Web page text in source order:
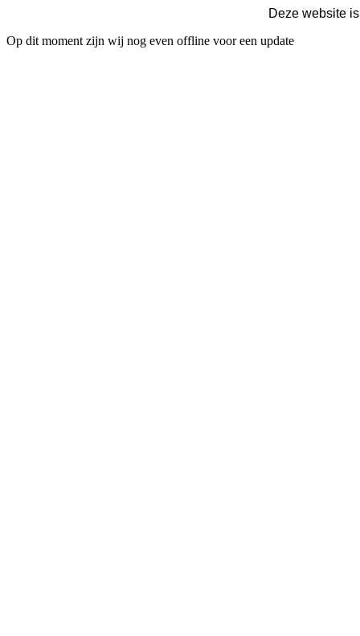
Deze website
Op dit moment zijn wij nog even offline voor een update